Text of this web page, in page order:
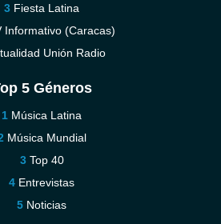
Fiesta Latina
Informativo (Caracas)
Unión Radio
5 Géneros
Música Latina
Música Mundial
Top 40
Entrevistas
Noticias